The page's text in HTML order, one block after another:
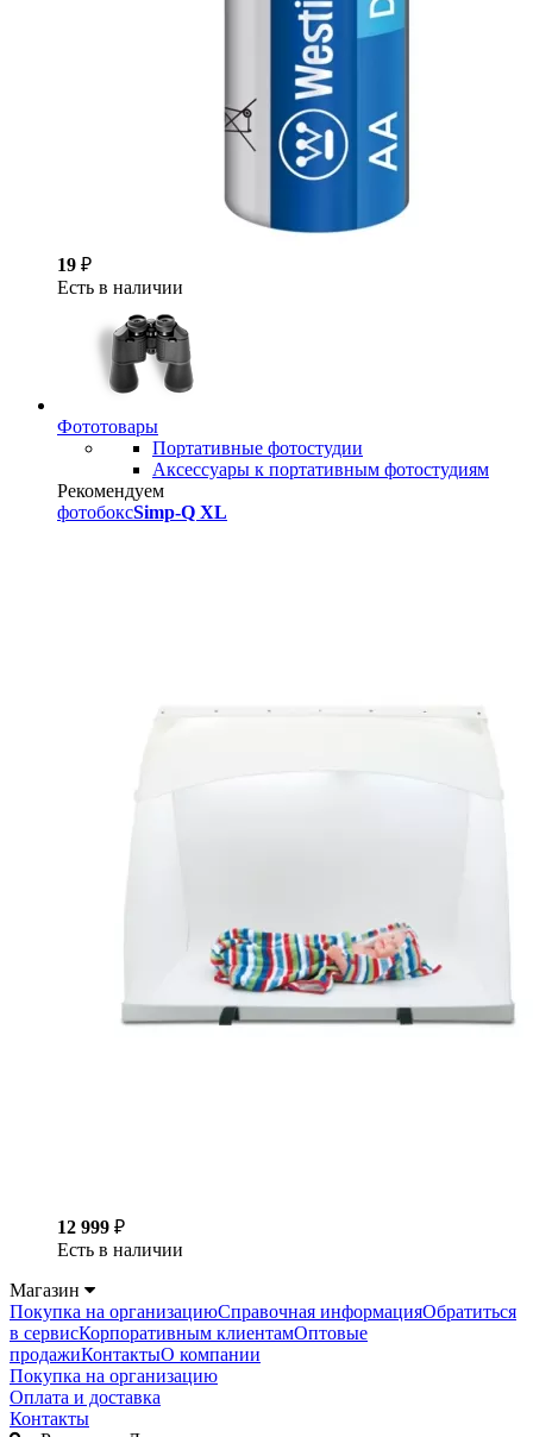
19 ₽
Есть в наличии
Фототовары
Портативные фотостудии
Аксессуары к портативным фотостудиям
Рекомендуем
фотобоксSimp-Q XL
12 999 ₽
Есть в наличии
Магазин
Покупка на организациюСправочная информацияОбратиться
в сервисКорпоративным клиентамОптовые
продажиКонтактыО компании
Покупка на организацию
Оплата и доставка
Контакты